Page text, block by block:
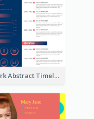
Dark Abstract Timeline Resume